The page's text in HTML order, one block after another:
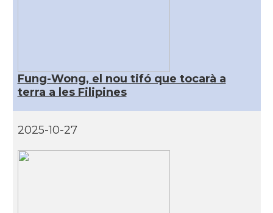
Fung-Wong, el nou tifó que tocarà a
terra a les Filipines
2025-10-27